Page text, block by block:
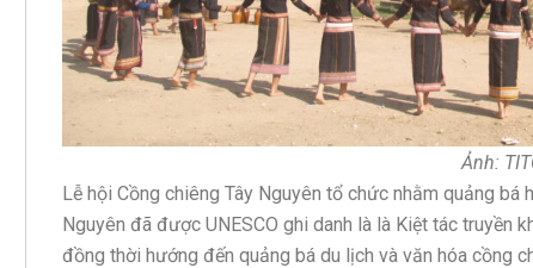
Ảnh:
Lễ hội Cồng chiêng Tây Nguyên tổ chức nhằm quảng bá
Nguyên đã được UNESCO ghi danh là là Kiệt tác truyền
đồng thời hướng đến quảng bá du lịch và văn hóa cồng